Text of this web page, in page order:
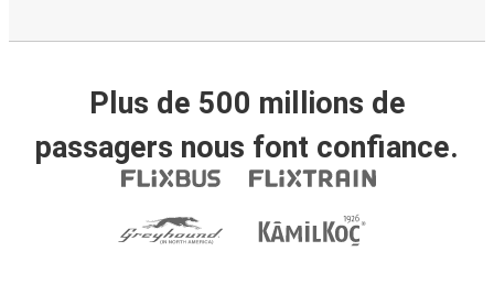
Plus de 500 millions de
passagers nous font confiance.